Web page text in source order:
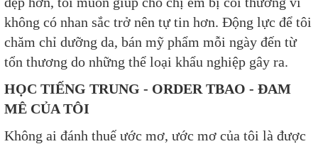
không có nhan sắc trở nên tự tin hơn. Động lực để tôi
chăm chỉ dưỡng da, bán mỹ phẩm mỗi ngày đến từ
tổn thương do những thể loại khẩu nghiệp gây ra.
HỌC TIẾNG TRUNG - ORDER TBAO - ĐAM
MÊ CỦA TÔI
Không ai đánh thuế ước mơ, ước mơ của tôi là được